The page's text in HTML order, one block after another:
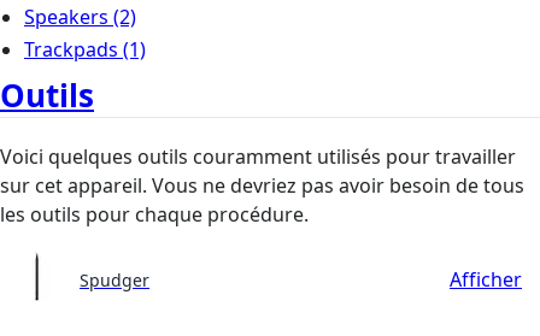
Speakers (2)
Trackpads (1)
Outils
Voici quelques outils couramment utilisés pour travailler
sur cet appareil. Vous ne devriez pas avoir besoin de tous
les outils pour chaque procédure.
Spudger Afficher